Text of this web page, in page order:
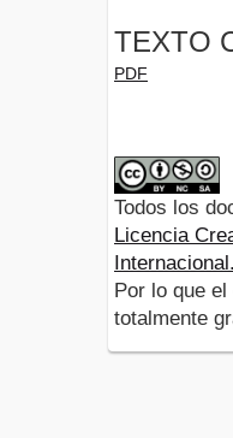
TEXTO
PDF
Todos los
Licencia
Internacional.
Por lo que
totalmente